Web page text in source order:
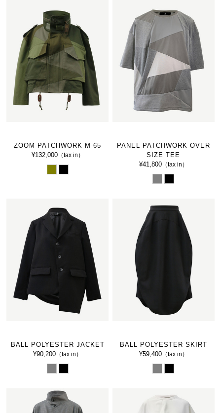
ZOOM PATCHWORK M-65
¥132,000（tax in）
PANEL PATCHWORK OVER
SIZE TEE
¥41,800（tax in）
BALL POLYESTER JACKET
¥90,200 （tax in）
BALL POLYESTER SKIRT
¥59,400（tax in）